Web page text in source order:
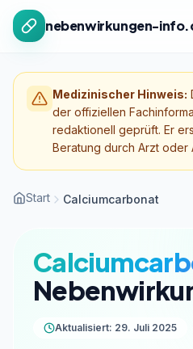
Zum Inhalt springen
nebenwirkungen-
Medizinischer Hinweis:
der offiziellen
redaktionell geprüft. Er
Beratung durch Arzt oder
Start Calciumcarbonat
Aktualisiert: 29. Juli 2025